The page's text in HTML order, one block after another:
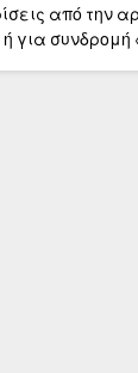
από την
για συνδρομή